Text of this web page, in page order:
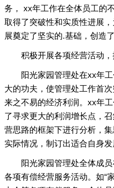
务， xx年工作在全体员工的
取得了突破性和实质性进展
展奠定了坚实的.基础，创造
积极开展各项经营活动，
阳光家园管理处在xx年工
大的功夫，使管理处工作首
来之不易的经济利润。xx年
了寻求更大的利润增长点，
营思路的框架下进行分析，
实际情况，制订出适合自身发
阳光家园管理处全体成员
各项有偿经营服务活动。如“